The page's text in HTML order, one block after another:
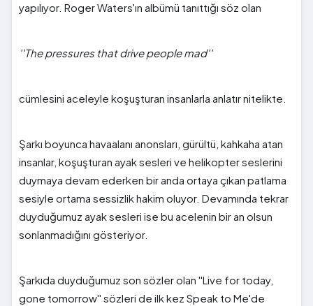
yapılıyor. Roger Waters'ın albümü tanıttığı söz olan
''The pressures that drive people mad''
cümlesini aceleyle koşuşturan insanlarla anlatır nitelikte.
Şarkı boyunca havaalanı anonsları, gürültü, kahkaha atan
insanlar, koşuşturan ayak sesleri ve helikopter seslerini
duymaya devam ederken bir anda ortaya çıkan patlama
sesiyle ortama sessizlik hakim oluyor. Devamında tekrar
duyduğumuz ayak sesleri ise bu acelenin bir an olsun
sonlanmadığını gösteriyor.
Şarkıda duyduğumuz son sözler olan ''Live for today,
gone tomorrow'' sözleri de ilk kez Speak to Me'de